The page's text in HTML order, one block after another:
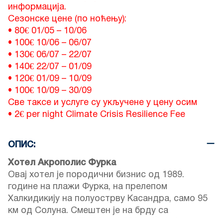
информација.
Сезонске цене (по ноћењу):
• 80€ 01/05 – 10/06
• 100€ 10/06 – 06/07
• 130€ 06/07 – 22/07
• 140€ 22/07 – 01/09
• 120€ 01/09 – 10/09
• 100€ 10/09 – 30/09
Све таксе и услуге су укључене у цену осим
• 2€ per night Climate Crisis Resilience Fee
ОПИС:
Хотел Акрополис Фурка
Овај хотел је породични бизнис од 1989.
године на плажи Фурка, на прелепом
Халкидикију на полуострву Касандра, само 95
км од Солуна. Смештен је на брду са